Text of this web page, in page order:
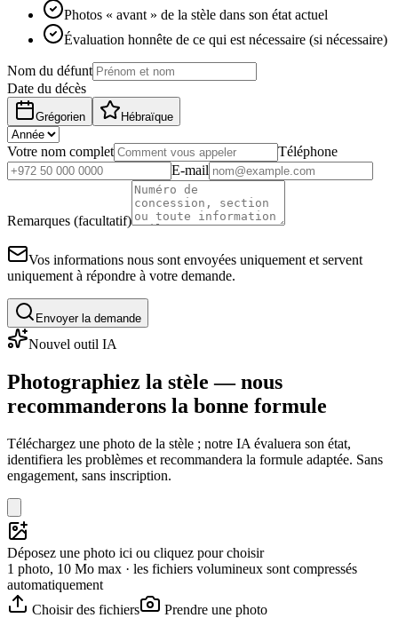
Photos « avant » de la stèle dans son état actuel
Évaluation honnête de ce qui est nécessaire (si nécessaire)
Nom du défunt
Date du décès
Grégorien Hébraïque
Votre nom complet
Téléphone
E-mail
Remarques (facultatif)
Vos informations nous sont envoyées uniquement et servent
uniquement à répondre à votre demande.
Envoyer la demande
Nouvel outil IA
Photographiez la stèle — nous
recommanderons la bonne formule
Téléchargez une photo de la stèle ; notre IA évaluera son état,
identifiera les problèmes et recommandera la formule adaptée. Sans
engagement, sans inscription.
Déposez une photo ici ou cliquez pour choisir
1 photo, 10 Mo max · les fichiers volumineux sont compressés
automatiquement
Choisir des fichiers
Prendre une photo